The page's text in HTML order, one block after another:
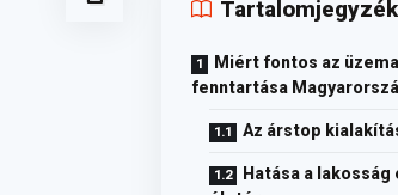
Tartalomjegyzék
Miért fontos az
fenntartása
Az árstop
Hatása a